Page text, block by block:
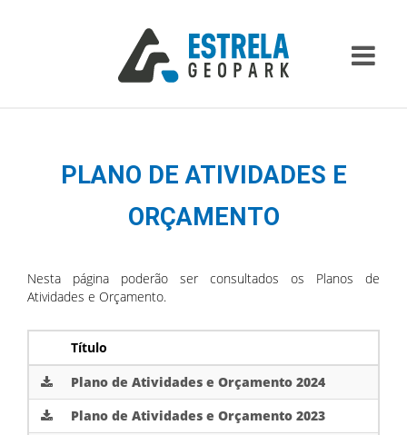
PLANO DE ATIVIDADES E
ORÇAMENTO
Nesta página poderão ser consultados os Planos de
Atividades e Orçamento.
Título
Plano de Atividades e Orçamento 2024
Plano de Atividades e Orçamento 2023